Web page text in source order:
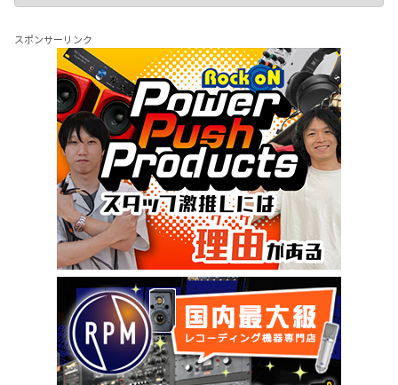
スポンサーリンク